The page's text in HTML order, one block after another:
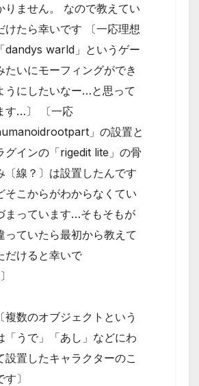
りません。 なので教えてい
けたら幸いです 〔一応理想
dandys warld」というゲー
たいにモーフィングができ
うにしたいなー…と思って
す…〕 〔一応
」の設置と
グインの「rigedit lite」の骨
〔線？〕は設置したんです
そこからがわからなくてい
まっています…そもそもが
っていたら最初から教えて
だけると幸いで
!!〕
数のオブジェクトという
「うで」「あし」などにわ
設置したキャラクターのこ
す〕